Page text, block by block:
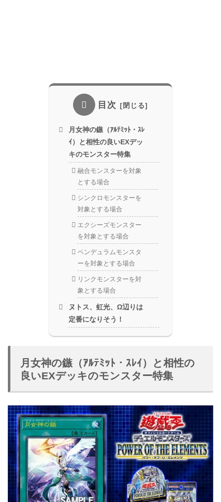
目次
月女神の鏃（ｱﾙﾃﾐｯﾄ・ｽﾚ
ｲ）と相性の良いEXデッ
キのモンスター特集
融合モンスターを対象
とする場合
シンクロモンスターを
対象とする場合
エクシーズモンスター
を対象とする場合
ペンデュラムモンスタ
ーを対象とする場合
リンクモンスターを対
象とする場合
ヌトス、虹光、Ω辺りは
定番になりそう！
月女神の鏃（ｱﾙﾃﾐｯﾄ・ｽﾚｲ）と相性の
良いEXデッキのモンスター特集